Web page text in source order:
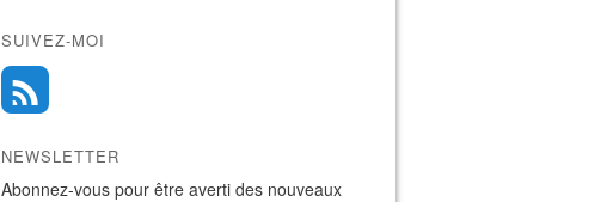
SUIVEZ-MOI
NEWSLETTER
Abonnez-vous pour être averti des nouveaux